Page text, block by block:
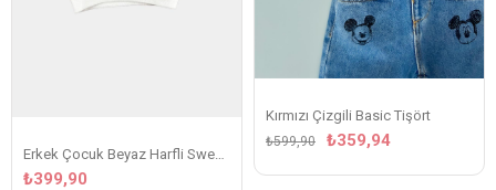
₺399,90
Kırmızı Çizgili Basic Tişört
₺359,94
₺599,90